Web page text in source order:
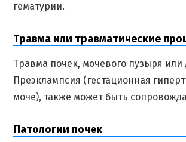
гематурии.
Травма или травматические
Травма почек, мочевого пузыря
Преэклампсия (гестационная
моче), также может быть
Патологии почек